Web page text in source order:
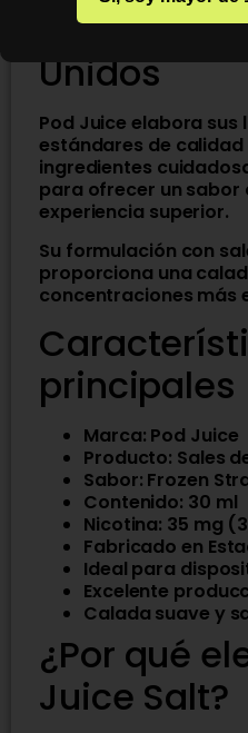
fabricada
Unidos
Pod Juice elabora
estándares de calidad
ingredientes
para ofrecer un sabor
experiencia superior.
Su formulación con
proporciona una
concentraciones más
principales
Marca: Pod Juice
Producto: Sales
Sabor: Frozen
Contenido: 30 ml
Nicotina: 35 mg
Fabricado en
Ideal para
Excelente
Calada suave y
¿Por qué
Juice Salt?